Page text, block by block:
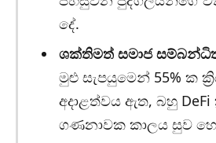
දේ.
ශක්තිමත් සමාජ
මුළු සැපයුමෙන් 55% ක
අදාළත්වය ඇත, බහු DeFi
ගණනාවක කාලය සුව